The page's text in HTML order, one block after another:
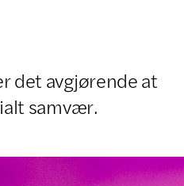
det avgjørende at
samvær.